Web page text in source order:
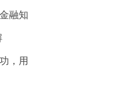
融知
，用